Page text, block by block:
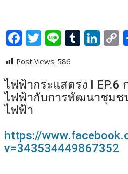
F
e
b
o
o
k
T
itt
er
Li
e
T
bl
r
Li
e
dI
y
k
Post Views: 586
ไฟฟ้ากระแสตรง I
ไฟฟ้ากับการพัฒนาชุมช
ไฟฟ้า
https://
v=343534449867352